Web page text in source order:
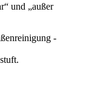
und „außer
-